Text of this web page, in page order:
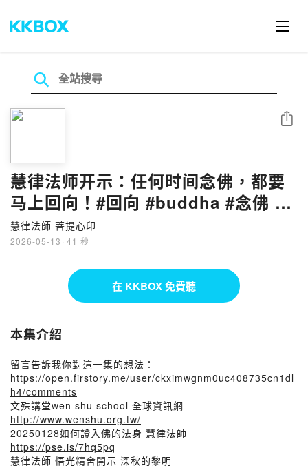
慧律法师开示：任何时间念佛，都要
马上回向！#回向 #buddha #念佛 #
慧律法师
慧律法師 菩提心印
2026-05-13 · 41 秒
分享
在 KKBOX 免費聽
本集介紹
留言告訴我你對這一集的想法：
https://open.firstory.me/user/ckximwgnm0uc408735cn1dl
h4/comments
文殊講堂wen shu school 全球資訊網
http://www.wenshu.org.tw/
20250128如何證入佛的法身 慧律法師
https://pse.is/7hq5pq
慧律法師 悟光精舍開示 深秋的黎明